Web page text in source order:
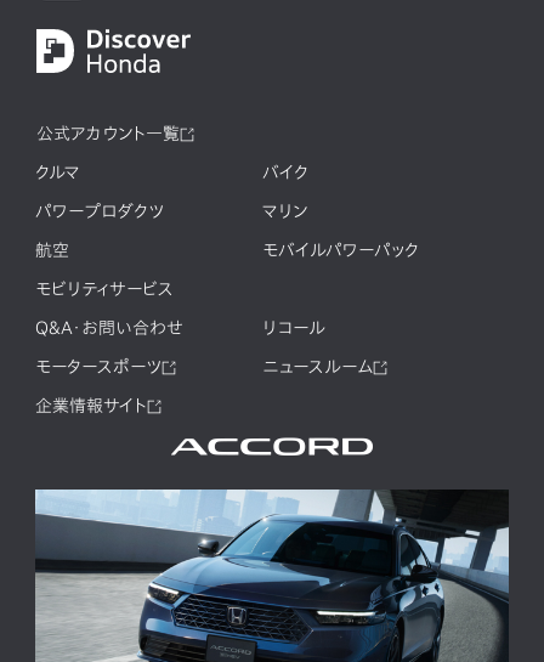
公式アカウント一覧
クルマ バイク
パワープロダクツ マリン
航空 モバイルパワーパック
モビリティサービス
Q&A・お問い合わせ リコール
モータースポーツ ニュースルーム
企業情報サイト